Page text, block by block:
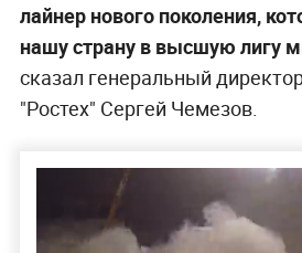
лайнер нового поколения,
нашу страну в высшую лигу
сказал генеральный
"Ростех" Сергей Чемезов.